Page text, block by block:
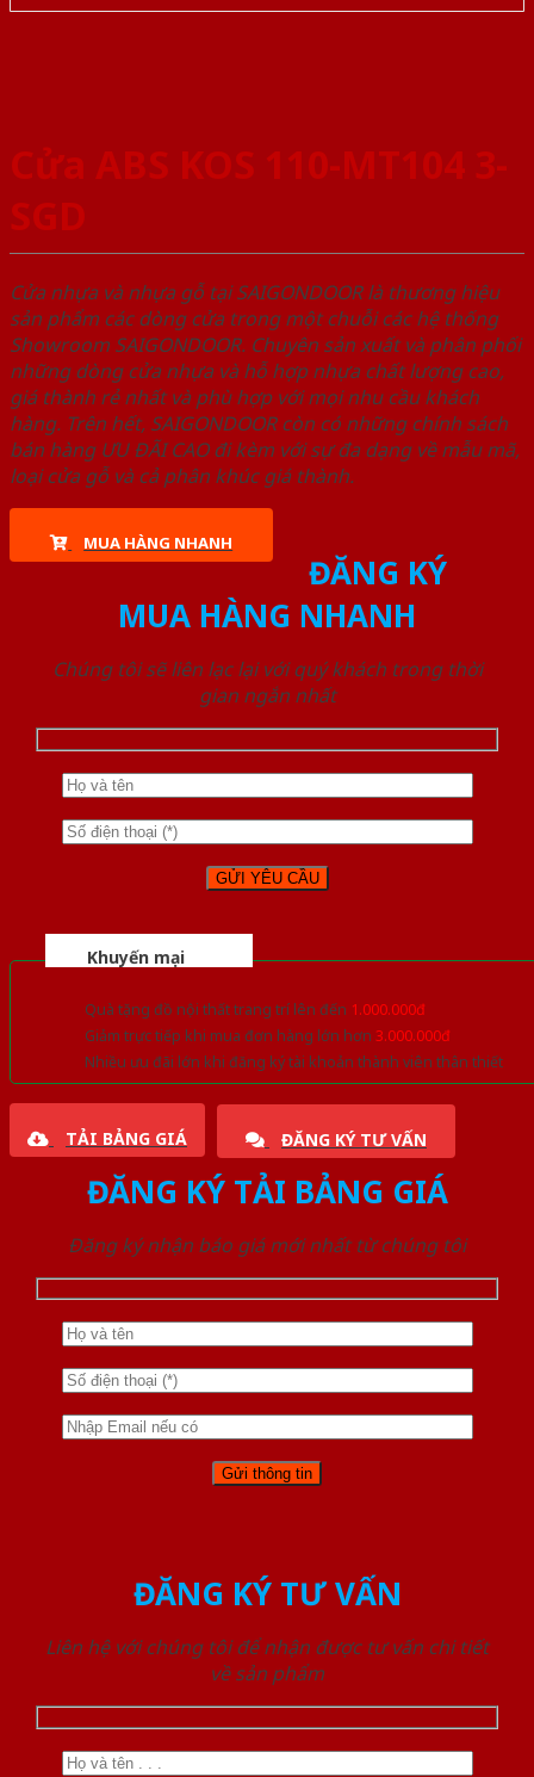
Cửa ABS KOS 110-MT104 3-
SGD
Cửa nhựa và nhựa gỗ tại SAIGONDOOR là thương hiệu
sản phẩm các dòng cửa trong một chuỗi các hệ thống
Showroom SAIGONDOOR. Chuyên sản xuất và phân phối
những dòng cửa nhựa và hỗ hợp nhựa chất lượng cao,
giá thành rẻ nhất và phù hợp với mọi nhu cầu khách
hàng. Trên hết, SAIGONDOOR còn có những chính sách
bán hàng ƯU ĐÃI CAO đi kèm với sự đa dạng về mẫu mã,
loại cửa gỗ và cả phân khúc giá thành.
MUA HÀNG NHANH
ĐĂNG KÝ
MUA HÀNG NHANH
Chúng tôi sẽ liên lạc lại với quý khách trong thời
gian ngắn nhất
Khuyến mại
Quà tặng đồ nội thất trang trí lên đến 1.000.000đ
Giảm trực tiếp khi mua đơn hàng lớn hơn 3.000.000đ
Nhiều ưu đãi lớn khi đăng ký tài khoản thành viên thân thiết
TẢI BẢNG GIÁ ĐĂNG KÝ TƯ VẤN
ĐĂNG KÝ TẢI BẢNG GIÁ
Đăng ký nhận báo giá mới nhất từ chúng tôi
ĐĂNG KÝ TƯ VẤN
Liên hệ với chúng tôi để nhận được tư vấn chi tiết
về sản phẩm